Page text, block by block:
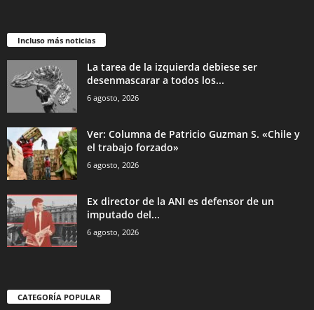
Incluso más noticias
La tarea de la izquierda debiese ser
desenmascarar a todos los...
6 agosto, 2026
Ver: Columna de Patricio Guzman S. «Chile y
el trabajo forzado»
6 agosto, 2026
Ex director de la ANI es defensor de un
imputado del...
6 agosto, 2026
CATEGORÍA POPULAR